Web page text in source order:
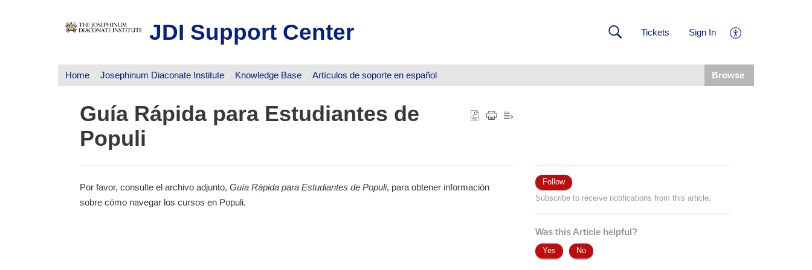
JDI Support Center Tickets Sign In
Home Josephinum Diaconate Institute Knowledge Base Artículos de soporte en español Browse
Guía Rápida para Estudiantes de
Populi
Por favor, consulte el archivo adjunto, Guía Rápida para Estudiantes de Populi, para obtener información
sobre cómo navegar los cursos en Populi.
Follow
Subscribe to receive notifications from this article.
Was this Article helpful?
Yes No